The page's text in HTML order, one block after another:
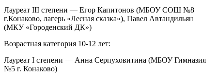
Лауреат III степени — Егор Капитонов (МБОУ СОШ №8
г.Конаково, лагерь «Лесная сказка»), Павел Автандильян
(МКУ «Городенский ДК»)
Возрастная категория 10-12 лет:
Лауреат I степени — Анна Серпуховитина (МБОУ Гимназия
№5 г. Конаково)